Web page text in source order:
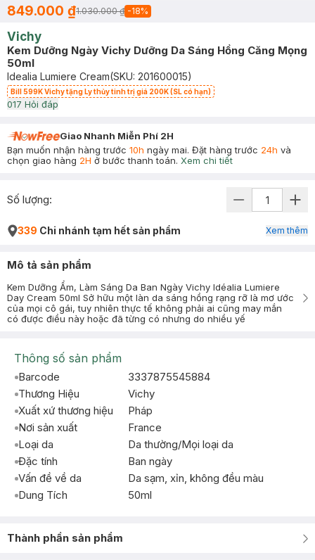
849.000 ₫1.030.000 ₫ -18%
Vichy
Kem Dưỡng Ngày Vichy Dưỡng Da Sáng Hồng Căng Mọng
50ml
Idealia Lumiere Cream(SKU: 201600015)
Bill 599K Vichy tặng Ly thủy tinh trị giá 200K (SL có hạn)
017 Hỏi đáp
Giao Nhanh Miễn Phí 2H
Bạn muốn nhận hàng trước 10h ngày mai. Đặt hàng trước 24h và
chọn giao hàng 2H ở bước thanh toán. Xem chi tiết
Số lượng:
339 Chi nhánh tạm hết sản phẩm Xem thêm
Mô tả sản phẩm
Kem Dưỡng Ẩm, Làm Sáng Da Ban Ngày Vichy Idéalia Lumiere
Day Cream 50ml Sở hữu một làn da sáng hồng rạng rỡ là mơ ước
của mọi cô gái, tuy nhiên thực tế không phải ai cũng may mắn
có được điều này hoặc đã từng có nhưng do nhiều yế
Thông số sản phẩm
Barcode
3337875545884
Thương Hiệu
Vichy
Xuất xứ thương hiệu
Pháp
Nơi sản xuất
France
Loại da
Da thường/Mọi loại da
Đặc tính
Ban ngày
Vấn đề về da
Da sạm, xỉn, không đều màu
Dung Tích
50ml
Thành phần sản phẩm